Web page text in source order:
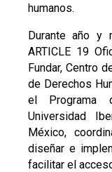
humanos.
Durante año y
ARTICLE 19
Fundar, Centro
de Derechos
el Programa
Universidad
México,
diseñar e
facilitar el